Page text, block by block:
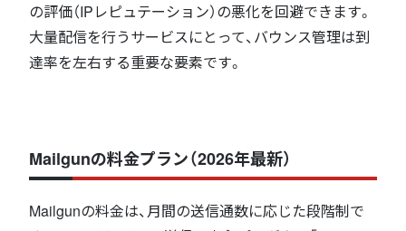
の評価（IPレピュテーション）の悪化を回避できます。
大量配信を行うサービスにとって、バウンス管理は到
達率を左右する重要な要素です。
Mailgunの料金プラン（2026年最新）
Mailgunの料金は、月間の送信通数に応じた段階制で